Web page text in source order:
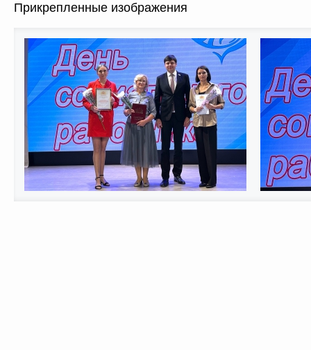
Прикрепленные изображения